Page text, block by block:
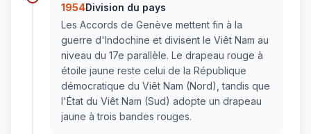
1954Division du pays
Les Accords de Genève mettent fin à la
guerre d'Indochine et divisent le Viêt Nam au
niveau du 17e parallèle. Le drapeau rouge à
étoile jaune reste celui de la République
démocratique du Viêt Nam (Nord), tandis que
l'État du Viêt Nam (Sud) adopte un drapeau
jaune à trois bandes rouges.